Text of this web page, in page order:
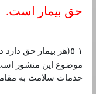
حق بيمار است.
١ -٥(هر بيمار حق
موضوع اين منشور
خدمات سلامت به